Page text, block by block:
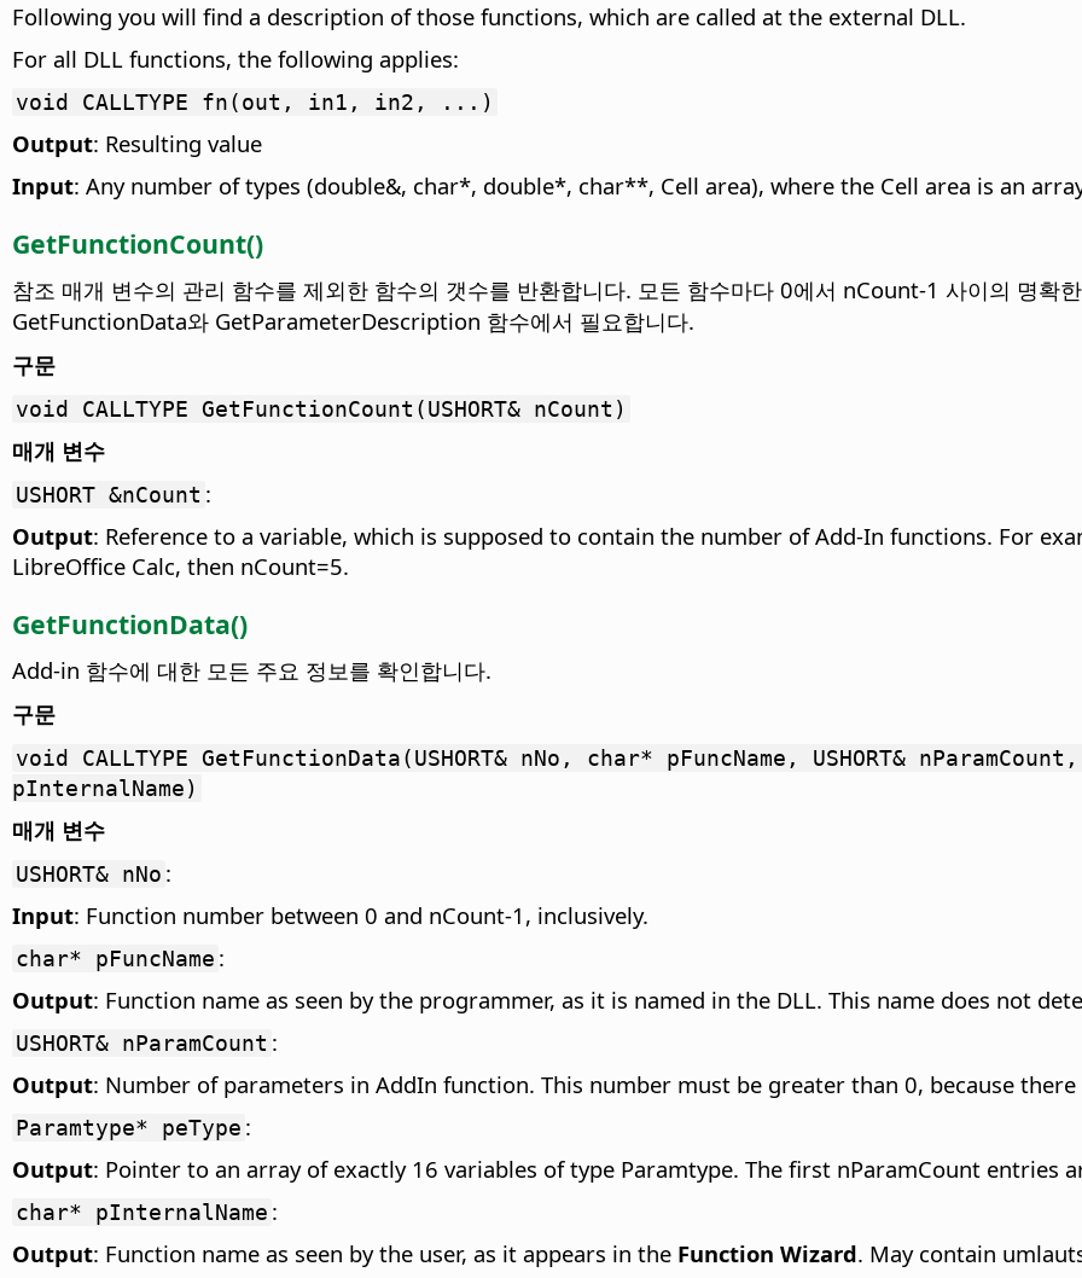
Following you will find a description of those functions, which are called at the external DLL.
For all DLL functions, the following applies:
void CALLTYPE fn(out, in1, in2, ...)
Output: Resulting value
Input: Any number of types (double&, char*, double*, char**, Cell area), where the Cell area is an
GetFunctionCount()
참조 매개 변수의 관리 함수를 제외한 함수의 갯수를 반환합니다. 모든 함수마다 0에서 nCount-1 사이의 명확
GetFunctionData와 GetParameterDescription 함수에서 필요합니다.
구문
void CALLTYPE GetFunctionCount(USHORT& nCount)
매개 변수
USHORT &nCount :
Output: Reference to a variable, which is supposed to contain the number of Add-In functions. For
LibreOffice Calc, then nCount=5.
GetFunctionData()
Add-in 함수에 대한 모든 주요 정보를 확인합니다.
구문
void CALLTYPE GetFunctionData(USHORT& nNo, char* pFuncName, USHORT&
pInternalName)
매개 변수
USHORT& nNo :
Input: Function number between 0 and nCount-1, inclusively.
char* pFuncName :
Output: Function name as seen by the programmer, as it is named in the DLL. This name does not
USHORT& nParamCount :
Output: Number of parameters in AddIn function. This number must be greater than 0, because
Paramtype* peType :
Output: Pointer to an array of exactly 16 variables of type Paramtype. The first nParamCount entries
char* pInternalName :
Output: Function name as seen by the user, as it appears in the Function Wizard. May contain